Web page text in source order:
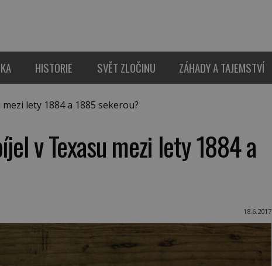
HISTORIE SVĚT ZLOČINU ZÁHADY A TAJEMSTVÍ
lety 1884 a 1885 sekerou?
v Texasu mezi lety 1884 a
18.6.2017